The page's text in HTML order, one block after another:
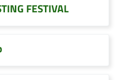
FESTIVAL